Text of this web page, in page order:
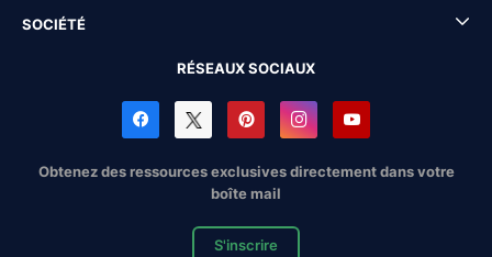
SOCIÉTÉ
RÉSEAUX SOCIAUX
Obtenez des ressources exclusives directement dans votre
boîte mail
S'inscrire